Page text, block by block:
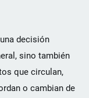
decisión
sino también
que circulan,
o cambian de